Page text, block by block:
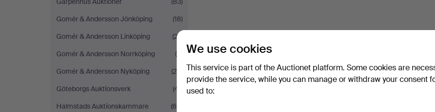
Gomér & Andersson Jönköping
(18)
Gomér & Andersson Linköping
(27)
Gomér & Andersson Norrköping
(6)
Gomér & Andersson Nyköping
(26)
Göteborgs Auktionsverk
(41)
Halmstads Auktionskammare
(66)
We use cookies
This service is part of the Auctionet platform. Some cookies are
provide the service, while you can manage or withdraw your consent
used to: